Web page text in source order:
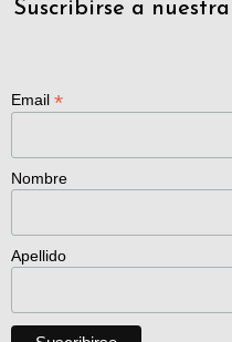
Suscribirse a
Email *
Nombre
Apellido